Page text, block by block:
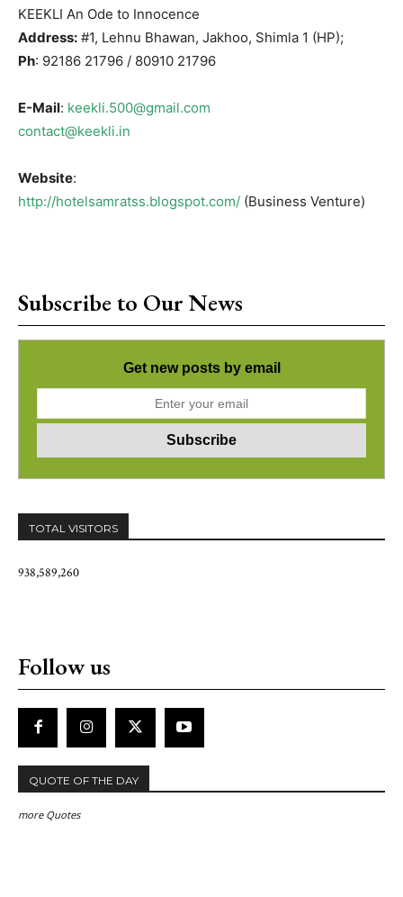
KEEKLI An Ode to Innocence
Address: #1, Lehnu Bhawan, Jakhoo, Shimla 1 (HP);
Ph: 92186 21796 / 80910 21796
E-Mail: keekli.500@gmail.com
contact@keekli.in
Website:
http://hotelsamratss.blogspot.com/ (Business Venture)
Subscribe to Our News
Get new posts by email
TOTAL VISITORS
938,589,260
Follow us
QUOTE OF THE DAY
more Quotes